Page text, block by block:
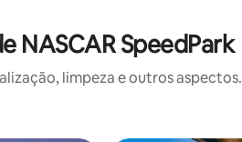
NASCAR SpeedPark
limpeza e outros aspectos.